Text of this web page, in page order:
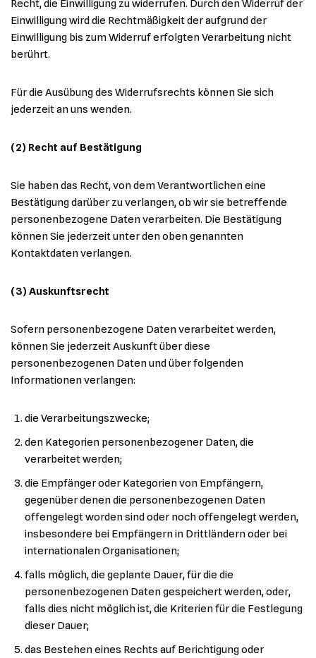
Recht, die Einwilligung zu widerrufen. Durch den Widerruf der
Einwilligung wird die Rechtmäßigkeit der aufgrund der
Einwilligung bis zum Widerruf erfolgten Verarbeitung nicht
berührt.
Für die Ausübung des Widerrufsrechts können Sie sich
jederzeit an uns wenden.
(2) Recht auf Bestätigung
Sie haben das Recht, von dem Verantwortlichen eine
Bestätigung darüber zu verlangen, ob wir sie betreffende
personenbezogene Daten verarbeiten. Die Bestätigung
können Sie jederzeit unter den oben genannten
Kontaktdaten verlangen.
(3) Auskunftsrecht
Sofern personenbezogene Daten verarbeitet werden,
können Sie jederzeit Auskunft über diese
personenbezogenen Daten und über folgenden
Informationen verlangen:
die Verarbeitungszwecke;
den Kategorien personenbezogener Daten, die
verarbeitet werden;
die Empfänger oder Kategorien von Empfängern,
gegenüber denen die personenbezogenen Daten
offengelegt worden sind oder noch offengelegt werden,
insbesondere bei Empfängern in Drittländern oder bei
internationalen Organisationen;
falls möglich, die geplante Dauer, für die die
personenbezogenen Daten gespeichert werden, oder,
falls dies nicht möglich ist, die Kriterien für die Festlegung
dieser Dauer;
das Bestehen eines Rechts auf Berichtigung oder